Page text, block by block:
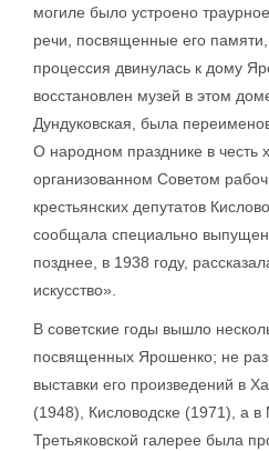
могиле было устроено
речи, посвященные его
процессия двинулась к дому
восстановлен музей в этом
Дундуковская, была
О народном празднике в честь
организованном Советом
крестьянских депутатов
сообщала специально
позднее, в 1938 году,
искусство».
В советские годы вышло
посвященных Ярошенко; не раз
выставки его произведений в
(1948), Кисловодске (1971), а в
Третьяковской галерее была